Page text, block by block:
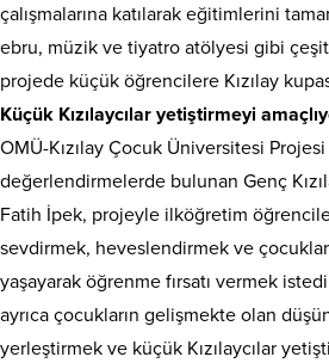
çalışmalarına katılarak eğitimlerini
ebru, müzik ve tiyatro atölyesi gibi
projede küçük öğrencilere Kızılay
Küçük Kızılaycılar yetiştirmeyi
OMÜ-Kızılay Çocuk Üniversitesi Projesi
değerlendirmelerde bulunan Genç
Fatih İpek, projeyle ilköğretim
sevdirmek, heveslendirmek ve
yaşayarak öğrenme fırsatı vermek
ayrıca çocukların gelişmekte olan
yerleştirmek ve küçük Kızılaycılar